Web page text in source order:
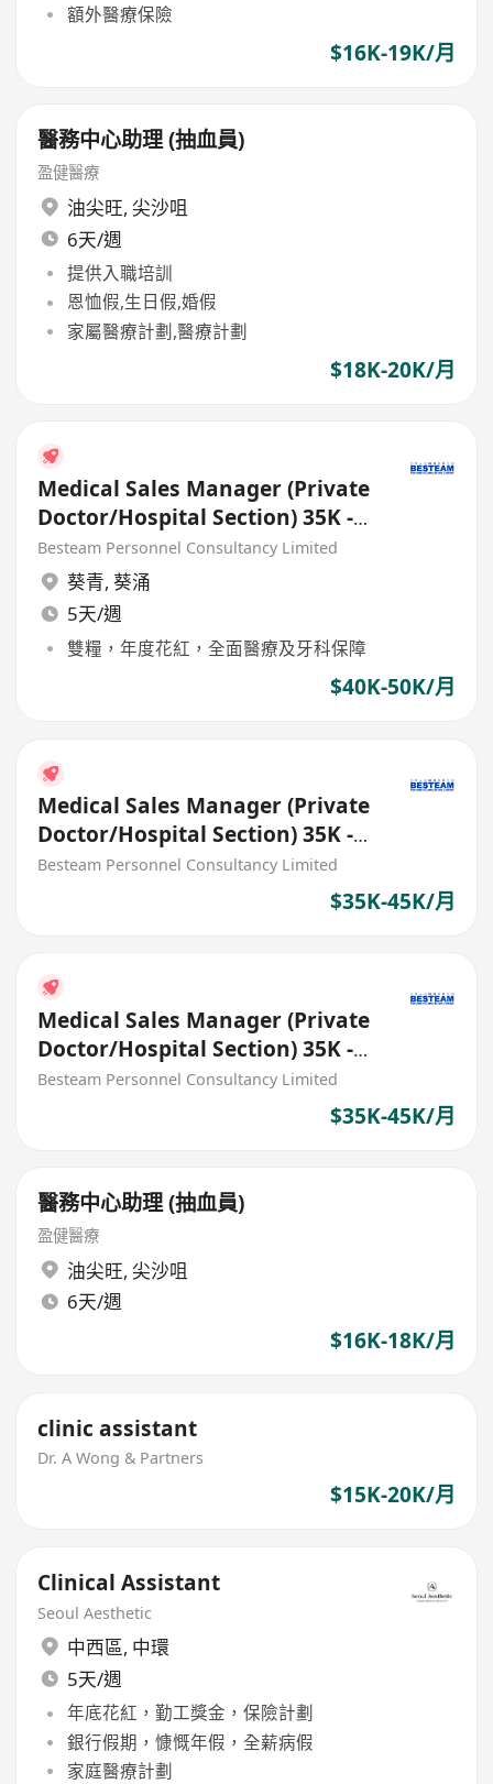
額外醫療保險
$16K-19K/月
醫務中心助理 (抽血員)
盈健醫療
油尖旺, 尖沙咀
6天/週
提供入職培訓
恩恤假,生日假,婚假
家屬醫療計劃,醫療計劃
$18K-20K/月
Medical Sales Manager (Private
Doctor/Hospital Section) 35K -
50K
Besteam Personnel Consultancy Limited
葵青, 葵涌
5天/週
雙糧，年度花紅，全面醫療及牙科保障
$40K-50K/月
Medical Sales Manager (Private
Doctor/Hospital Section) 35K -
45K
Besteam Personnel Consultancy Limited
$35K-45K/月
Medical Sales Manager (Private
Doctor/Hospital Section) 35K -
45K
Besteam Personnel Consultancy Limited
$35K-45K/月
醫務中心助理 (抽血員)
盈健醫療
油尖旺, 尖沙咀
6天/週
$16K-18K/月
clinic assistant
Dr. A Wong & Partners
$15K-20K/月
Clinical Assistant
Seoul Aesthetic
中西區, 中環
5天/週
年底花紅，勤工獎金，保險計劃
銀行假期，慷慨年假，全薪病假
家庭醫療計劃